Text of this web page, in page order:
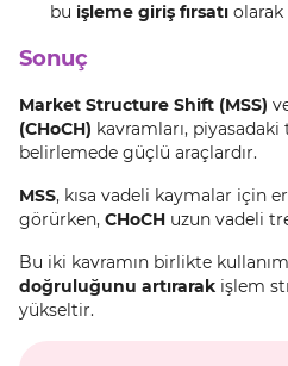
bu işleme giriş fırsatı
Sonuç
Market Structure Shift (MSS)
(CHoCH) kavramları,
belirlemede güçlü araçlardır.
MSS, kısa vadeli kaymalar için
görürken, CHoCH uzun vadeli
Bu iki kavramın birlikte
doğruluğunu artırarak işlem
yükseltir.